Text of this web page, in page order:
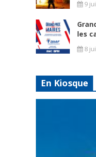
9
les
8
En Kiosque